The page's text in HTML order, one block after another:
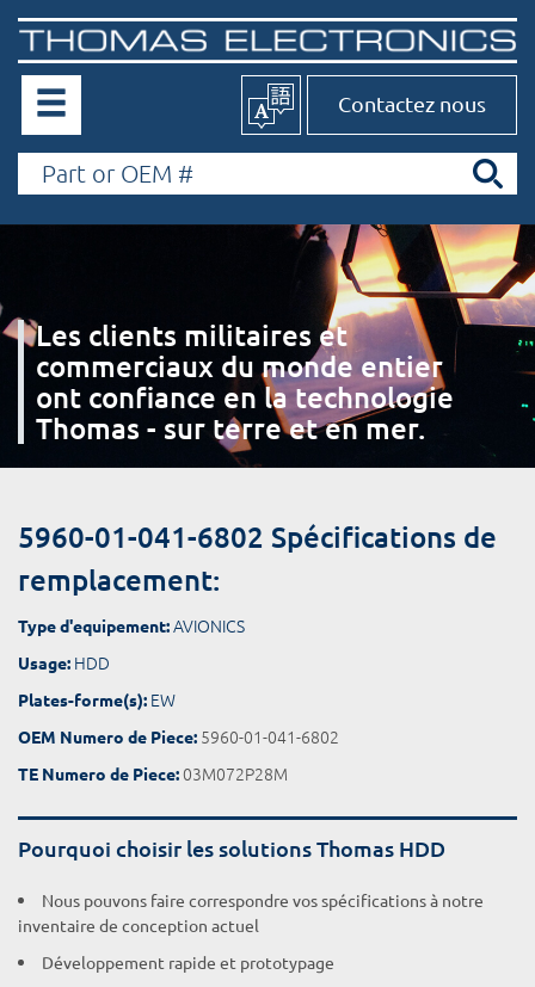
Contactez nous
Les clients militaires et
commerciaux du monde entier
ont confiance en la technologie
Thomas - sur terre et en mer.
5960-01-041-6802 Spécifications de
remplacement:
Type d'equipement:AVIONICS
Usage: HDD
Plates-forme(s): EW
OEM Numero de Piece: 5960-01-041-6802
TE Numero de Piece:03M072P28M
Pourquoi choisir les solutions Thomas HDD
Nous pouvons faire correspondre vos spécifications à notre
inventaire de conception actuel
Développement rapide et prototypage